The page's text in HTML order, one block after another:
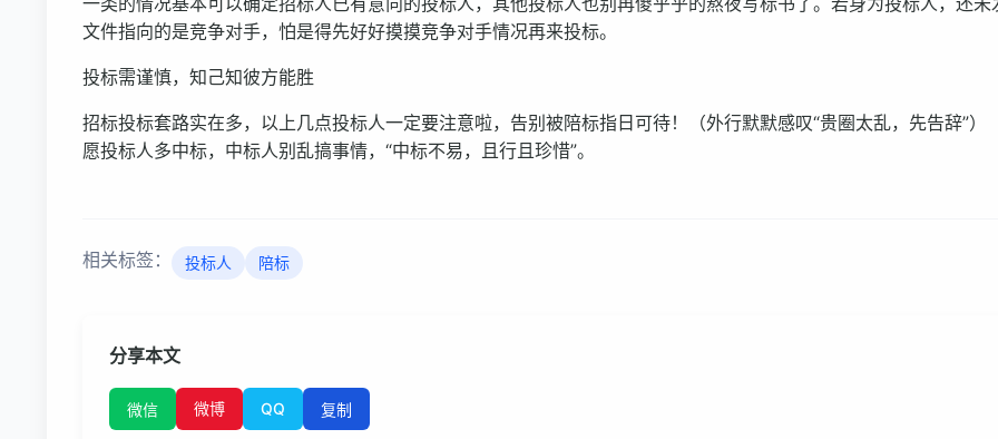
文件指向的是竞争对手，怕是得先好好摸摸竞争对手情况再来投标。
投标需谨慎，知己知彼方能胜
招标投标套路实在多，以上几点投标人一定要注意啦，告别被陪标指日可待！（外行默默感叹“贵圈太乱，先告辞”）
愿投标人多中标，中标人别乱搞事情，“中标不易，且行且珍惜”。
相关标签： 投标人 陪标
分享本文
微信 微博 QQ 复制